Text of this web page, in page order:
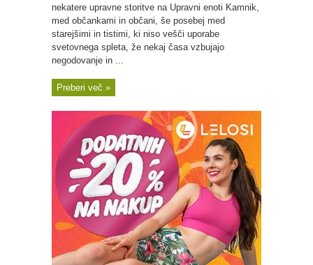
nekatere upravne storitve na Upravni enoti Kamnik,
med občankami in občani, še posebej med
starejšimi in tistimi, ki niso vešči uporabe
svetovnega spleta, že nekaj časa vzbujajo
negodovanje in ...
Preberi več »